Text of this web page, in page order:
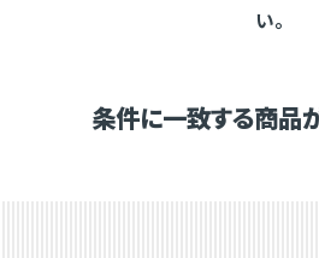
い。
条件に一致する商品